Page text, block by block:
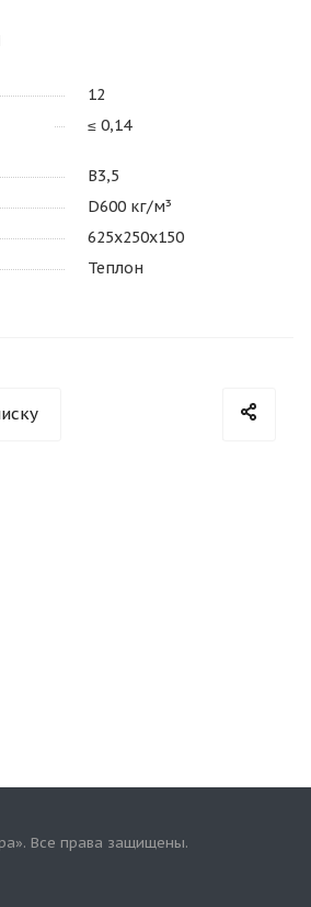
12
≤ 0,14
В3,5
D600 кг/м³
625х250х150
Теплон
Все права защищены.